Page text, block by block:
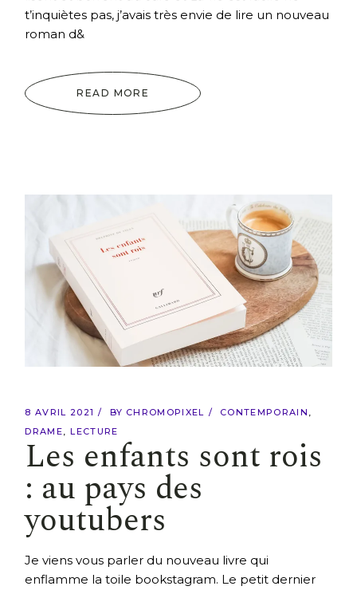
t’inquiètes pas, j’avais très envie de lire un nouveau
roman d&
READ MORE
8 AVRIL 2021 BY CHROMOPIXEL
CONTEMPORAIN
DRAME
LECTURE
Les enfants sont rois
: au pays des
youtubers
Je viens vous parler du nouveau livre qui
enflamme la toile bookstagram. Le petit dernier